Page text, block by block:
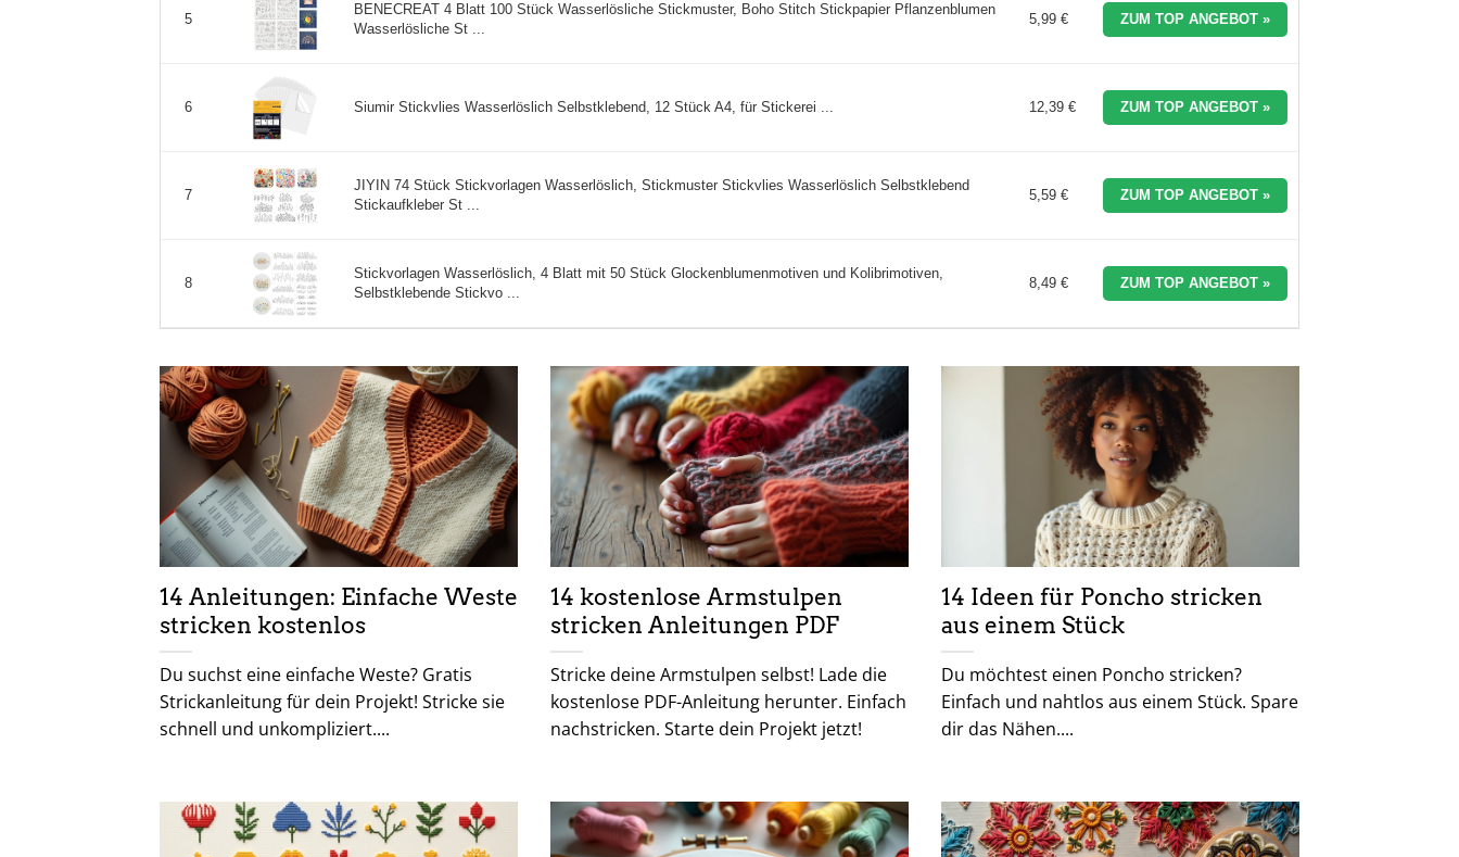
5
BENECREAT 4 Blatt 100 Stück Wasserlösliche Stickmuster, Boho Stitch Stickpapier Pflanzenblumen
Wasserlösliche St ...
5,99 € ZUM TOP ANGEBOT »
6 Siumir Stickvlies Wasserlöslich Selbstklebend, 12 Stück A4, für Stickerei ... 12,39 € ZUM TOP ANGEBOT »
7
JIYIN 74 Stück Stickvorlagen Wasserlöslich, Stickmuster Stickvlies Wasserlöslich Selbstklebend
Stickaufkleber St ...
5,59 € ZUM TOP ANGEBOT »
8
Stickvorlagen Wasserlöslich, 4 Blatt mit 50 Stück Glockenblumenmotiven und Kolibrimotiven,
Selbstklebende Stickvo ...
8,49 € ZUM TOP ANGEBOT »
14 Anleitungen: Einfache Weste
stricken kostenlos
Du suchst eine einfache Weste? Gratis
Strickanleitung für dein Projekt! Stricke sie
schnell und unkompliziert....
14 kostenlose Armstulpen
stricken Anleitungen PDF
Stricke deine Armstulpen selbst! Lade die
kostenlose PDF-Anleitung herunter. Einfach
nachstricken. Starte dein Projekt jetzt!
14 Ideen für Poncho stricken
aus einem Stück
Du möchtest einen Poncho stricken?
Einfach und nahtlos aus einem Stück. Spare
dir das Nähen....